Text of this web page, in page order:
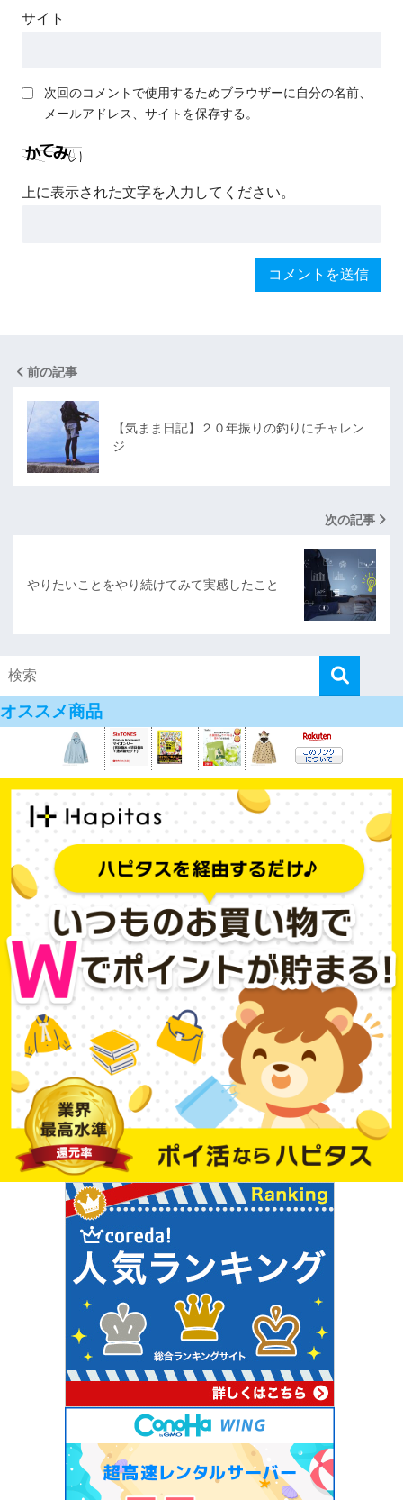
サイト
次回のコメントで使用するためブラウザーに自分の名前、
メールアドレス、サイトを保存する。
上に表示された文字を入力してください。
前の記事
【気まま日記】２０年振りの釣りにチャレン
ジ
次の記事
やりたいことをやり続けてみて実感したこと
オススメ商品